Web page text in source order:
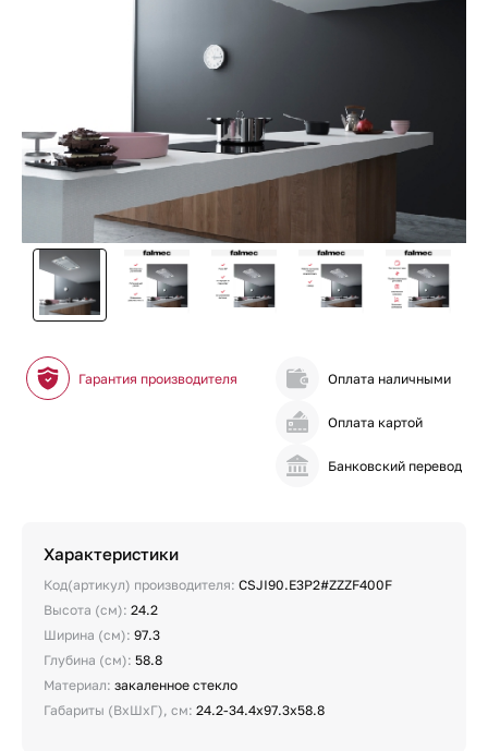
Гарантия производителя Оплата наличными
Оплата картой
Банковский перевод
Характеристики
Код(артикул) производителя: CSJI90.E3P2#ZZZF400F
Высота (см): 24.2
Ширина (см): 97.3
Глубина (см): 58.8
Материал: закаленное стекло
Габариты (ВхШхГ), см: 24.2-34.4х97.3х58.8